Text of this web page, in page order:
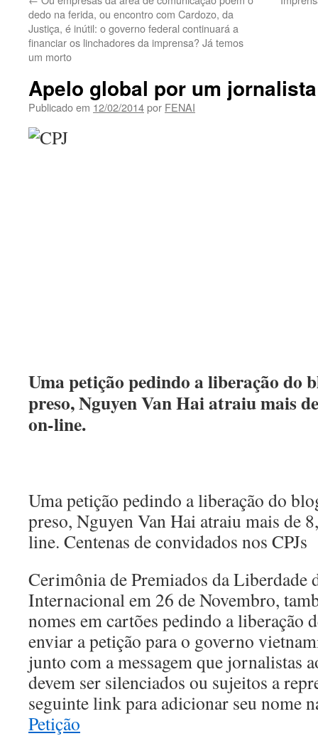
dedo na ferida, ou encontro com Cardozo, da
Justiça, é inútil: o governo federal continuará a
financiar os linchadores da imprensa? Já temos
um morto
Apelo global por um
Publicado em 12/02/2014por FENAI
Uma petição pedindo a liberação do
preso, Nguyen Van Hai atraiu mais
on-line.
Uma petição pedindo a liberação do
preso, Nguyen Van Hai atraiu mais de
line. Centenas de convidados nos CPJs
Cerimônia de Premiados da Liberdade
Internacional em 26 de Novembro,
nomes em cartões pedindo a liberação
enviar a petição para o governo
junto com a messagem que jornalistas
devem ser silenciados ou sujeitos a
seguinte link para adicionar seu nome
Petição